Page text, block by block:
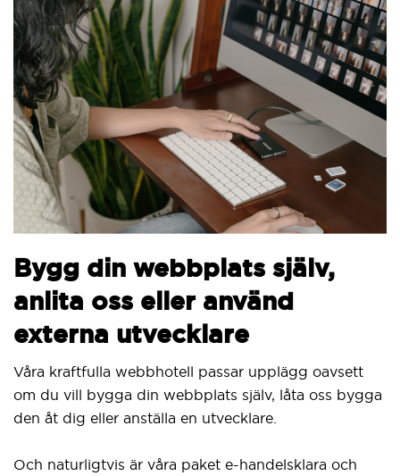
Bygg din webbplats själv,
anlita oss eller använd
externa utvecklare
Våra kraftfulla webbhotell passar upplägg oavsett
om du vill bygga din webbplats själv, låta oss bygga
den åt dig eller anställa en utvecklare.
Och naturligtvis är våra paket e-handelsklara och